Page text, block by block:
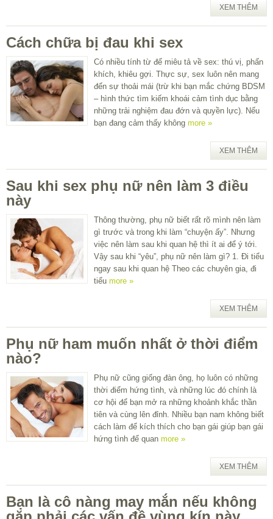
XEM THÊM
Cách chữa bị đau khi sex
Có nhiều tính từ để miêu tả về sex: thú vị, phấn
khích, khiêu gợi. Thực sự, sex luôn nên mang
đến sự thoải mái (trừ khi bạn mắc chứng BDSM
– hình thức tìm kiếm khoái cảm tình dục bằng
những trải nghiệm đau đớn và quyền lực). Nếu
bạn đang cảm thấy không more »
XEM THÊM
Sau khi sex phụ nữ nên làm 3 điều
này
Thông thường, phụ nữ biết rất rõ mình nên làm
gì trước và trong khi làm “chuyện ấy”. Nhưng
việc nên làm sau khi quan hệ thì ít ai để ý tới.
Vậy sau khi “yêu”, phụ nữ nên làm gì? 1. Đi tiểu
ngay sau khi quan hệ Theo các chuyên gia, đi
tiểu more »
XEM THÊM
Phụ nữ ham muốn nhất ở thời điểm
nào?
Phụ nữ cũng giống đàn ông, họ luôn có những
thời điểm hứng tình, và những lúc đó chính là
cơ hội để bạn mở ra những khoảnh khắc thần
tiên và cùng lên đỉnh. Nhiều bạn nam không biết
cách làm để kích thích cho bạn gái giúp bạn gái
hứng tình để quan more »
XEM THÊM
Bạn là cô nàng may mắn nếu không